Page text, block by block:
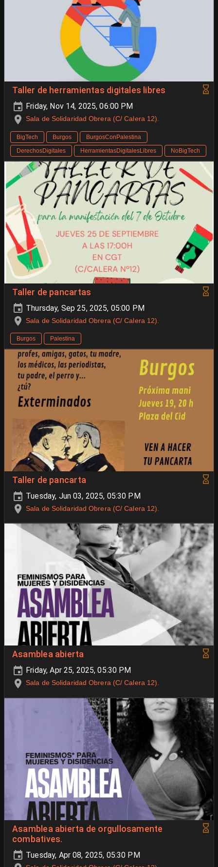
Taller de herramientas digitales libres
Friday, Nov 14, 2025, 06:00 PM
Sala de Solidaridad Obrera (C/ Calera 12).
BigTech Burgos
BurgosConPalestina
DerechosDigitales
HerramientasDigitalesLibres NoBigTech
Taller de pancartas
Thursday, Sep 25, 2025, 05:00 PM
Sala de Solidaridad Obrera (C/ Calera 12).
Burgos Palestina
Taller de pancarta
Tuesday, Jun 03, 2025, 05:30 PM
Sala de Solidaridad Obrera (C/ Calera 12).
Asamblea abierta
Friday, Apr 25, 2025, 05:30 PM
Sala de Solidaridad Obrera (C/ Calera 12).
Asamblea abierta de orgullosamente
combatives.
Tuesday, Apr 08, 2025, 05:30 PM